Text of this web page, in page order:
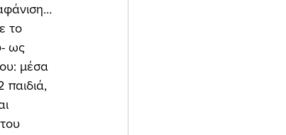
το
ως
μέσα
παιδιά,